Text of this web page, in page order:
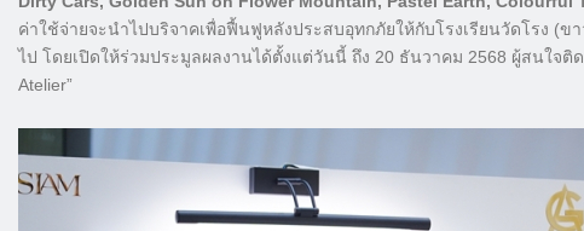
ค่าใช้จ่ายจะนำไปบริจาคเพื่อฟื้นฟูหลังประสบอุทกภัยให้กับโรงเรียนวัดโรง (
ไป โดยเปิดให้ร่วมประมูลผลงานได้ตั้งแต่วันนี้ ถึง 20 ธันวาคม 2568 ผู้สนใจติ
Atelier”